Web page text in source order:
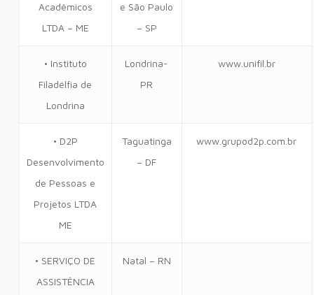
Acadêmicos
LTDA – ME
e São Paulo
– SP
• Instituto
Filadélfia de
Londrina
Londrina-
PR
www.unifil.br
• D2P
Desenvolvimento
de Pessoas e
Projetos LTDA
ME
Taguatinga
– DF
www.grupod2p.com.br
• SERVIÇO DE
ASSISTÊNCIA
Natal – RN